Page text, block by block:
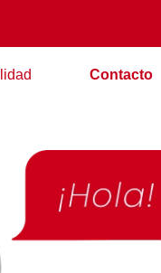
Contacto